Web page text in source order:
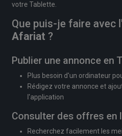
votre Tablette.
Que puis-je faire avec
Afariat ?
Publier une annonce en
Plus besoin d'un ordinateur
Rédigez votre annonce et
l'application
Consulter des offres en
Recherchez facilement les